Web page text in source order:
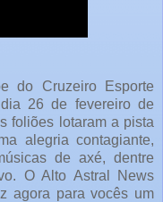
do Cruzeiro Esporte
26 de fevereiro de
foliões lotaram a pista
alegria contagiante,
de axé, dentre
O Alto Astral News
agora para vocês um